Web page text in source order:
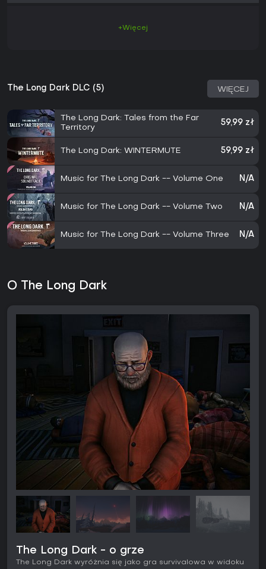
+Więcej
The Long Dark DLC (5) WIĘCEJ
The Long Dark: Tales from the Far
Territory
59,99 zł
The Long Dark: WINTERMUTE 59,99 zł
Music for The Long Dark -- Volume One N/A
Music for The Long Dark -- Volume Two N/A
Music for The Long Dark -- Volume Three N/A
O The Long Dark
The Long Dark - o grze
The Long Dark wyróżnia się jako gra survivalowa w widoku